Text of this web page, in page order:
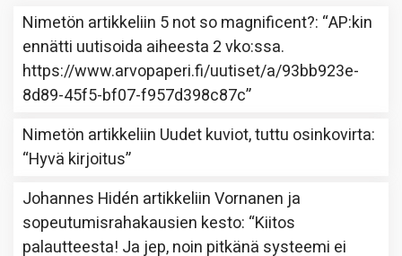
Nimetön artikkeliin 5 not so magnificent?: “AP:kin
ennätti uutisoida aiheesta 2 vko:ssa.
https://www.arvopaperi.fi/uutiset/a/93bb923e-
8d89-45f5-bf07-f957d398c87c”
Nimetön artikkeliin Uudet kuviot, tuttu osinkovirta:
“Hyvä kirjoitus”
Johannes Hidén artikkeliinVornanen ja
sopeutumisrahakausien kesto: “Kiitos
palautteesta! Ja jep, noin pitkänä systeemi ei